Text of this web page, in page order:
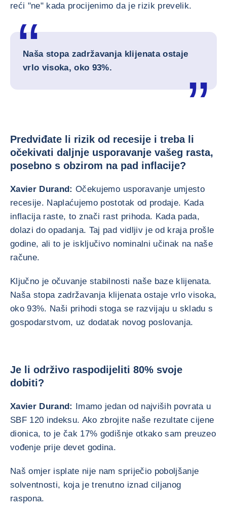
reći "ne" kada procijenimo da je rizik prevelik.
Naša stopa zadržavanja klijenata ostaje
vrlo visoka, oko 93%.
Predviđate li rizik od recesije i treba li
očekivati daljnje usporavanje vašeg rasta,
posebno s obzirom na pad inflacije?
Xavier Durand: Očekujemo usporavanje umjesto
recesije. Naplaćujemo postotak od prodaje. Kada
inflacija raste, to znači rast prihoda. Kada pada,
dolazi do opadanja. Taj pad vidljiv je od kraja prošle
godine, ali to je isključivo nominalni učinak na naše
račune.
Ključno je očuvanje stabilnosti naše baze klijenata.
Naša stopa zadržavanja klijenata ostaje vrlo visoka,
oko 93%. Naši prihodi stoga se razvijaju u skladu s
gospodarstvom, uz dodatak novog poslovanja.
Je li održivo raspodijeliti 80% svoje
dobiti?
Xavier Durand: Imamo jedan od najviših povrata u
SBF 120 indeksu. Ako zbrojite naše rezultate cijene
dionica, to je čak 17% godišnje otkako sam preuzeo
vođenje prije devet godina.
Naš omjer isplate nije nam spriječio poboljšanje
solventnosti, koja je trenutno iznad ciljanog
raspona.